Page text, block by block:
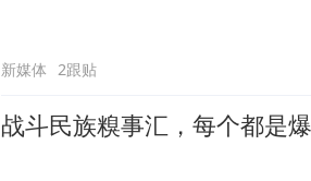
新媒体 2跟贴
战斗民族糗事汇，每个都是